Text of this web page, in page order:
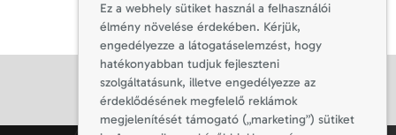
Ez a webhely sütiket használ a felhasználói
élmény növelése érdekében. Kérjük,
engedélyezze a látogatáselemzést, hogy
hatékonyabban tudjuk fejleszteni
szolgáltatásunk, illetve engedélyezze az
érdeklődésének megfelelő reklámok
megjelenítését támogató („marketing”) sütiket